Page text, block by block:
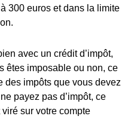
300 euros et dans la limite
avec un crédit d’impôt,
êtes imposable ou non, ce
des impôts que vous devez
payez pas d’impôt, ce
sur votre compte